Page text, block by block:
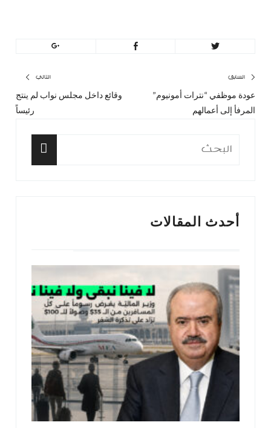
تصفّح
المقالات
السابق
المقال
عودة موظفي “نترات أمونيوم”
المرفأ إلى أعمالهم
التالي
وقائع داخل مجلس نواب لم ينتج
رئيساً
البحث
أحدث المقالات